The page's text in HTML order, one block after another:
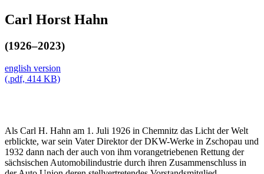
Carl Horst Hahn
(1926–2023)
english version
(.pdf, 414 KB)
Als Carl H. Hahn am 1. Juli 1926 in Chemnitz das Licht der Welt
erblickte, war sein Vater Direktor der DKW-Werke in Zschopau und
1932 dann nach der auch von ihm vorangetriebenen Rettung der
sächsischen Automobilindustrie durch ihren Zusammenschluss in